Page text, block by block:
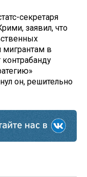
секретаря
заявил, что
в
он, решительно